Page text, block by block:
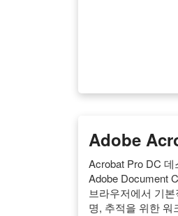
Adobe
Acrobat Pro DC
Adobe Document
브라우저에서 기
명, 추적을 위한 워